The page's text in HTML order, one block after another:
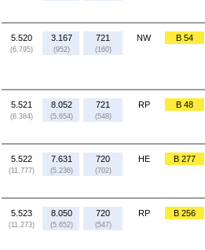
5.520
(6.795)
3.167
(952)
721
(160)
NW B 54
5.521
(6.384)
8.052
(5.654)
721
(548)
RP B 48
5.522
(11.777)
7.631
(5.236)
720
(702)
HE B 277
5.523
(11.273)
8.050
(5.652)
720
(547)
RP B 256